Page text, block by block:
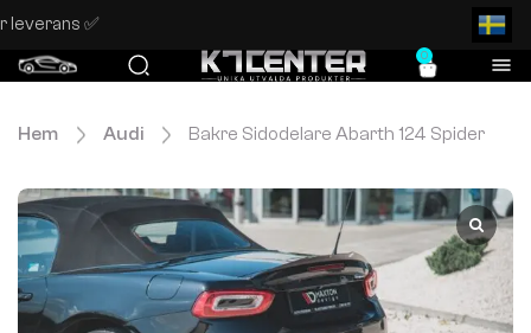
0
Hem Audi Bakre Sidodelare Abarth 124 Spider